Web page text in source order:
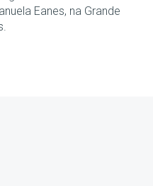
Eanes, na Grande